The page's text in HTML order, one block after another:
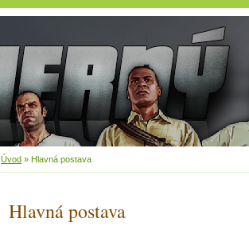
Úvod » Hlavná postava
Hlavná postava